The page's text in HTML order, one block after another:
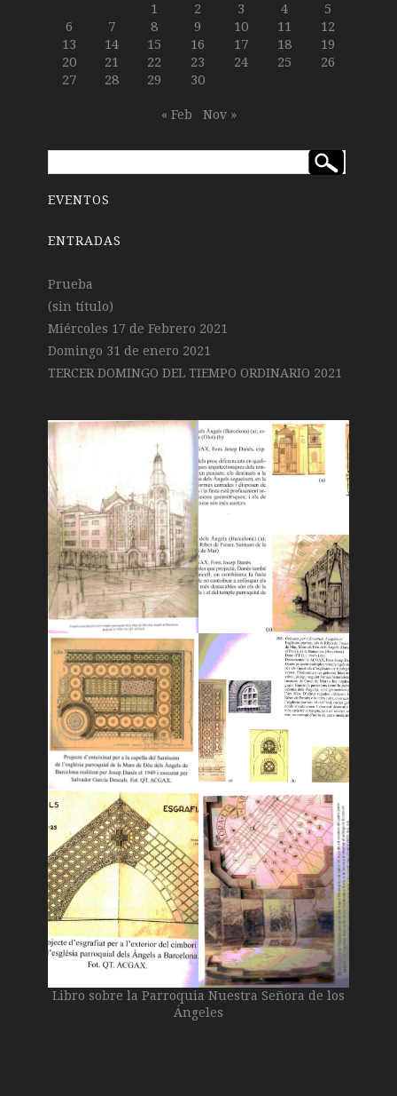
1 2 3 4
5
6
7 8 9 10 11
12
13
14 15 16 17 18
19
20
21 22 23 24 25
26
27
28 29 30
« Feb Nov »
EVENTOS
ENTRADAS
Prueba
(sin título)
Miércoles 17 de Febrero 2021
Domingo 31 de enero 2021
TERCER DOMINGO DEL TIEMPO ORDINARIO 2021
Libro sobre la Parroquia Nuestra Señora de los
Ángeles